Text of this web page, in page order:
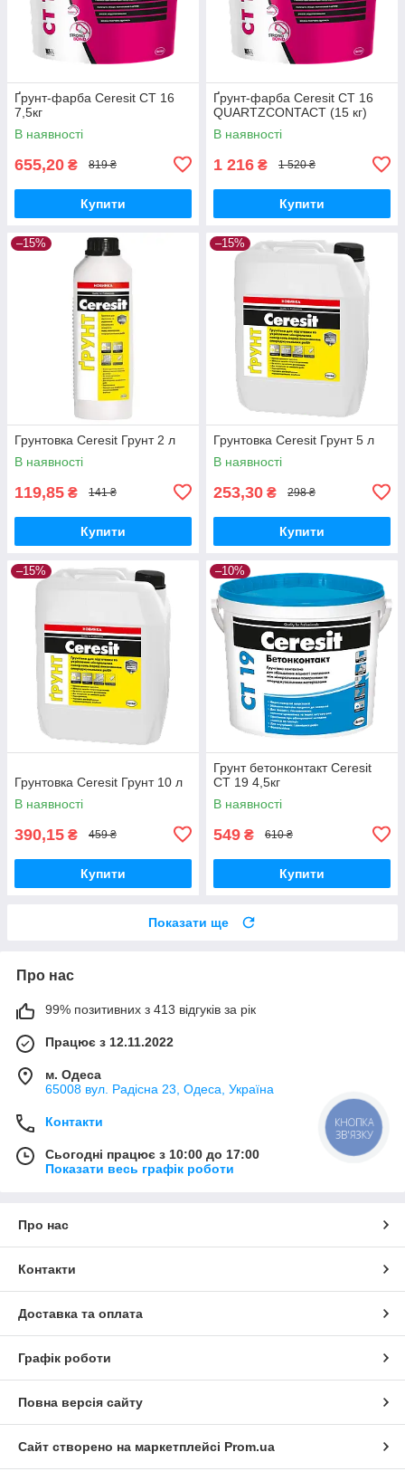
Ґрунт-фарба Ceresit CT 16
7,5кг
В наявності
655,20 ₴ 819 ₴
Купити
Ґрунт-фарба Ceresit CT 16
QUARTZCONTACT (15 кг)
В наявності
1 216 ₴ 1 520 ₴
Купити
–15%
Грунтовка Ceresit Грунт 2 л
В наявності
119,85 ₴ 141 ₴
Купити
–15%
Грунтовка Ceresit Грунт 5 л
В наявності
253,30 ₴ 298 ₴
Купити
–15%
Грунтовка Ceresit Грунт 10 л
В наявності
390,15 ₴ 459 ₴
Купити
–10%
Грунт бетонконтакт Ceresit
CT 19 4,5кг
В наявності
549 ₴ 610 ₴
Купити
Показати ще
Про нас
99% позитивних з 413 відгуків за рік
Працює з 12.11.2022
м. Одеса
65008 вул. Радісна 23, Одеса, Україна
Контакти
Сьогодні працює з 10:00 до 17:00
Показати весь графік роботи
Про нас
Контакти
Доставка та оплата
Графік роботи
Повна версія сайту
Сайт створено на маркетплейсі Prom.ua
КНОПКА
ЗВ'ЯЗКУ